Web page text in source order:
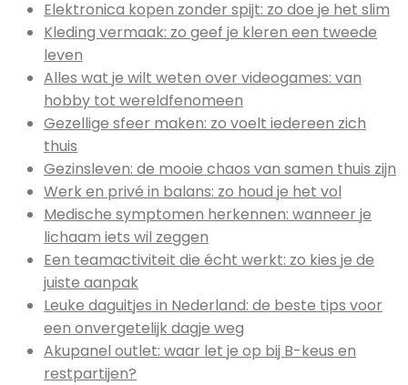
Elektronica kopen zonder spijt: zo doe je het slim
Kleding vermaak: zo geef je kleren een tweede
leven
Alles wat je wilt weten over videogames: van
hobby tot wereldfenomeen
Gezellige sfeer maken: zo voelt iedereen zich
thuis
Gezinsleven: de mooie chaos van samen thuis zijn
Werk en privé in balans: zo houd je het vol
Medische symptomen herkennen: wanneer je
lichaam iets wil zeggen
Een teamactiviteit die écht werkt: zo kies je de
juiste aanpak
Leuke daguitjes in Nederland: de beste tips voor
een onvergetelijk dagje weg
Akupanel outlet: waar let je op bij B-keus en
restpartijen?